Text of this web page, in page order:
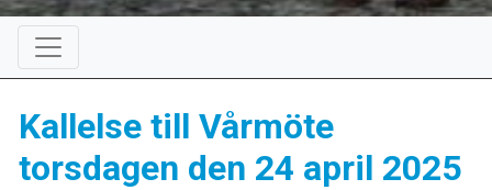
Kallelse till Vårmöte
torsdagen den 24 april 2025